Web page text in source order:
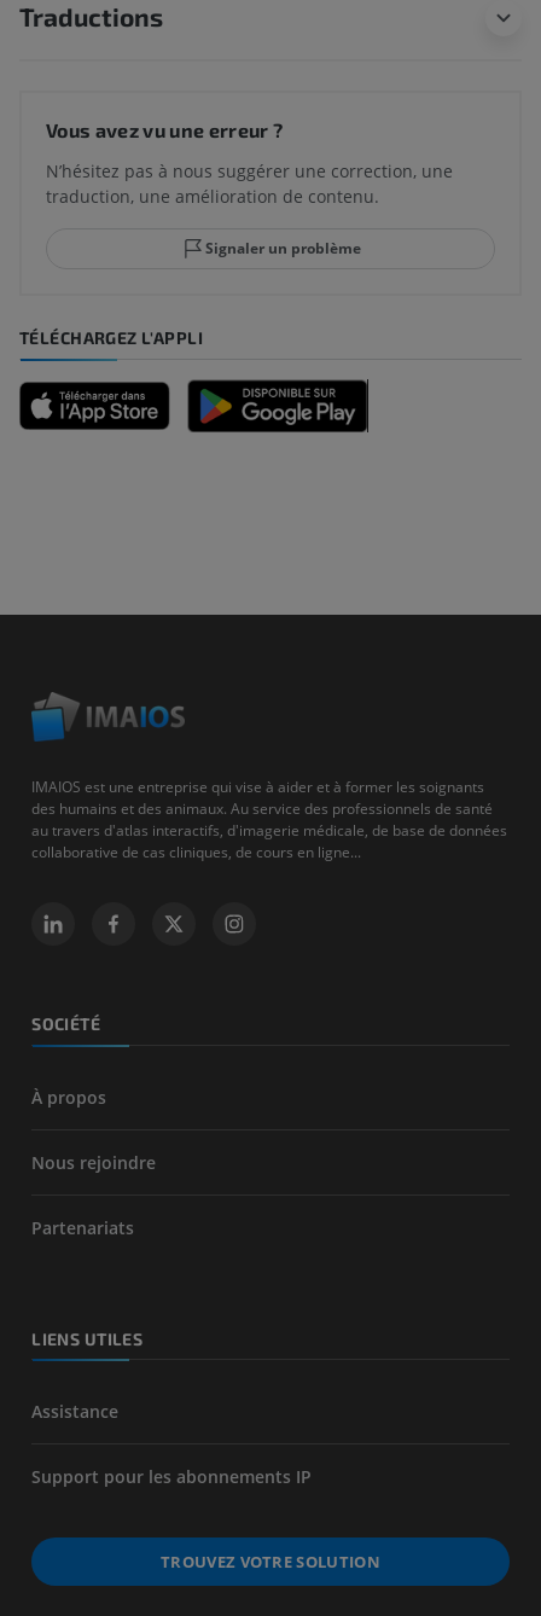
Traductions
Vous avez vu une erreur ?
N’hésitez pas à nous suggérer une correction, une
traduction, une amélioration de contenu.
Signaler un problème
TÉLÉCHARGEZ L'APPLI
IMAIOS est une entreprise qui vise à aider et à former les soignants
des humains et des animaux. Au service des professionnels de santé
au travers d'atlas interactifs, d'imagerie médicale, de base de données
collaborative de cas cliniques, de cours en ligne...
SOCIÉTÉ
À propos
Nous rejoindre
Partenariats
LIENS UTILES
Assistance
Support pour les abonnements IP
TROUVEZ VOTRE SOLUTION